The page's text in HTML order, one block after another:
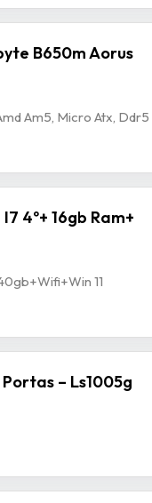
B650m Aorus
Am5, Micro Atx, Ddr5
4º+ 16gb Ram+
11
– Ls1005g